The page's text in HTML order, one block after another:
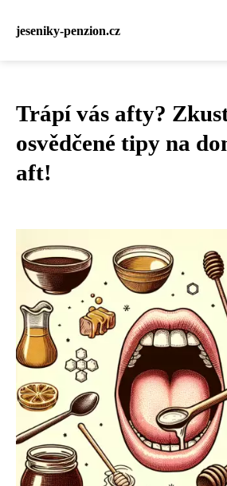
jeseniky-penzion.cz
Trápí vás afty?
osvědčené tipy na
aft!